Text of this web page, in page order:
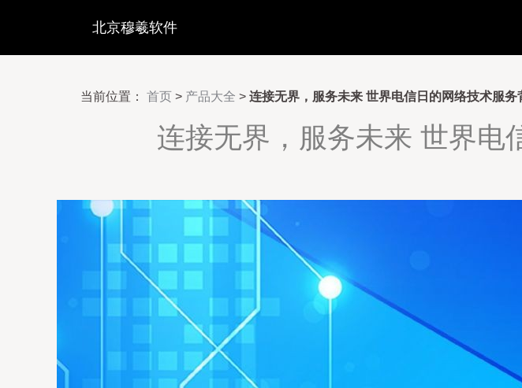
北京穆羲软件
当前位置： 首页 > 产品大全 > 连接无界，服务未来 世界电信日的网络技术服务
连接无界，服务未来 世界电